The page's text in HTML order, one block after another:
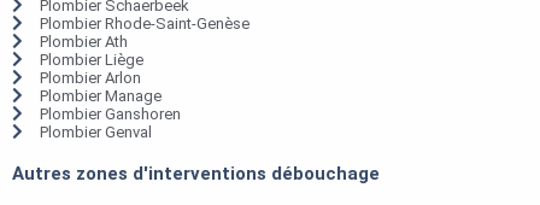
Plombier Schaerbeek
Plombier Rhode-Saint-Genèse
Plombier Ath
Plombier Liège
Plombier Arlon
Plombier Manage
Plombier Ganshoren
Plombier Genval
Autres zones d'interventions débouchage